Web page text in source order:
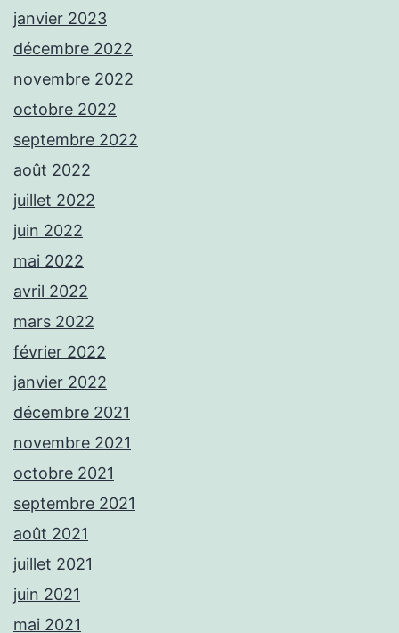
janvier 2023
décembre 2022
novembre 2022
octobre 2022
septembre 2022
août 2022
juillet 2022
juin 2022
mai 2022
avril 2022
mars 2022
février 2022
janvier 2022
décembre 2021
novembre 2021
octobre 2021
septembre 2021
août 2021
juillet 2021
juin 2021
mai 2021